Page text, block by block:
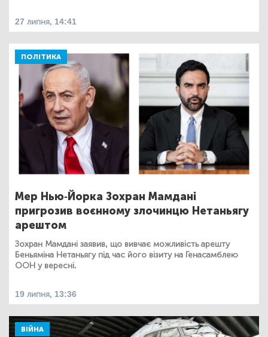
27 липня, 14:41
ПОЛІТИКА
Мер Нью-Йорка Зохран Мамдані
пригрозив воєнному злочинцю Нетаньягу
арештом
Зохран Мамдані заявив, що вивчає можливість арешту
Беньяміна Нетаньягу під час його візиту на Генасамблею
ООН у вересні.
19 липня, 13:36
ВІЙНА